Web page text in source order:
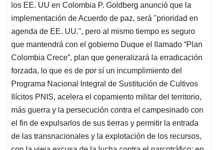
los EE. UU en Colombia P. Goldberg anunció que la
implementación de Acuerdo de paz, será "prioridad en
agenda de EE. UU.", pero al mismo tiempo es seguro
que mantendrá con el gobierno Duque el llamado “Plan
Colombia Crece”, plan que generalizará la erradicación
forzada, lo que es de por sí un incumplimiento del
Programa Nacional Integral de Sustitución de Cultivos
Ilícitos PNIS, acelera el copamiento militar del territorio,
más guerra y la persecución contra el campesinado con
el fin de expulsarlos de sus tierras y permitir la entrada
de las transnacionales y la explotación de los recursos,